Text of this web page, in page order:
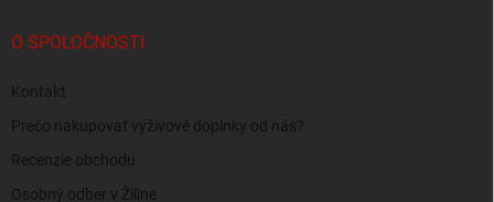
O SPOLOČNOSTI
Kontakt
Prečo nakupovať výživové doplnky od nás?
Recenzie obchodu
Osobný odber v Žiline